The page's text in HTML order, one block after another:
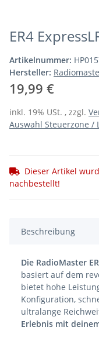
ER4
Artikelnummer:
Hersteller:
19,99 €
inkl. 19% USt. , zzgl.
Auswahl Steuerzone /
Dieser Artikel
nachbestellt!
Beschreibung
Die RadioMaster
basiert auf dem
bietet hohe
Konfiguration,
ultralange
Erlebnis mit